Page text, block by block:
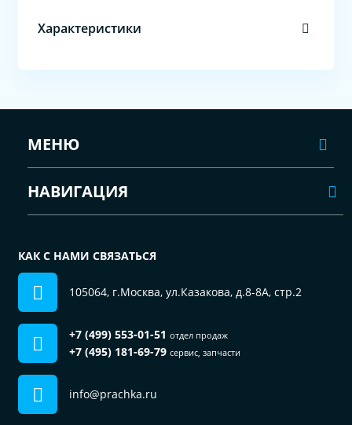
Характеристики
МЕНЮ
НАВИГАЦИЯ
КАК С НАМИ СВЯЗАТЬСЯ
105064, г.Москва, ул.Казакова, д.8-8А, стр.2
+7 (499) 553-01-51 отдел продаж
+7 (495) 181-69-79 сервис, запчасти
info@prachka.ru